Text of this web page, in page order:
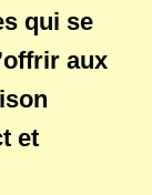
qui se
aux
et